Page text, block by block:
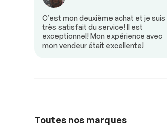
Confort
C’est mon deuxième achat et je suis
très satisfait du service! Il est
exceptionnel! Mon expérience avec
mon vendeur était excellente!
Toutes nos marques